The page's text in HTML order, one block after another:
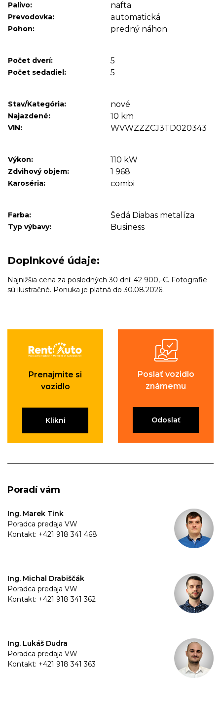
Palivo: nafta
Prevodovka: automatická
Pohon: predný náhon
Počet dverí: 5
Počet sedadiel: 5
Stav/Kategória: nové
Najazdené: 10 km
VIN: WVWZZZCJ3TD020343
Výkon: 110 kW
Zdvihový objem: 1 968
Karoséria: combi
Farba: Šedá Diabas metalíza
Typ výbavy: Business
Doplnkové údaje:
Najnižšia cena za posledných 30 dní: 42 900,-€. Fotografie
sú ilustračné. Ponuka je platná do 30.08.2026.
Prenajmite si
vozidlo
Klikni
Poslať vozidlo
známemu
Odoslať
Poradí vám
Ing. Marek Tink
Poradca predaja VW
Kontakt: +421 918 341 468
Ing. Michal Drabiščák
Poradca predaja VW
Kontakt: +421 918 341 362
Ing. Lukáš Dudra
Poradca predaja VW
Kontakt: +421 918 341 363